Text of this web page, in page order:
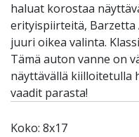
haluat korostaa
erityispiirteitä, Barzetta
juuri oikea valinta.
Tämä auton vanne on
näyttävällä kiilloitetulla
vaadit parasta!
Koko: 8x17